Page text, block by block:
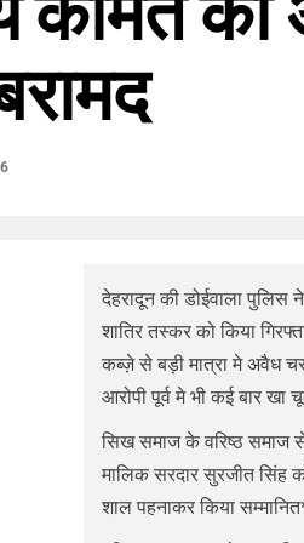
देहरादून की डोईवाला
शातिर तस्कर को किया
कब्ज़े से बड़ी मात्रा मे अवैध
आरोपी पूर्व मे भी कई बार खा
सिख समाज के वरिष्ठ समाज
मालिक सरदार सुरजीत सिंह
शाल पहनाकर किया